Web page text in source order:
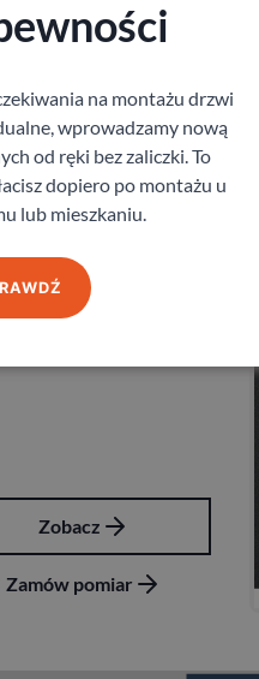
Gerda
Drzwi Gerda
Zamów
na montażu drzwi
wprowadzamy nową
od ręki bez zaliczki. To
dopiero po montażu u
lub mieszkaniu.